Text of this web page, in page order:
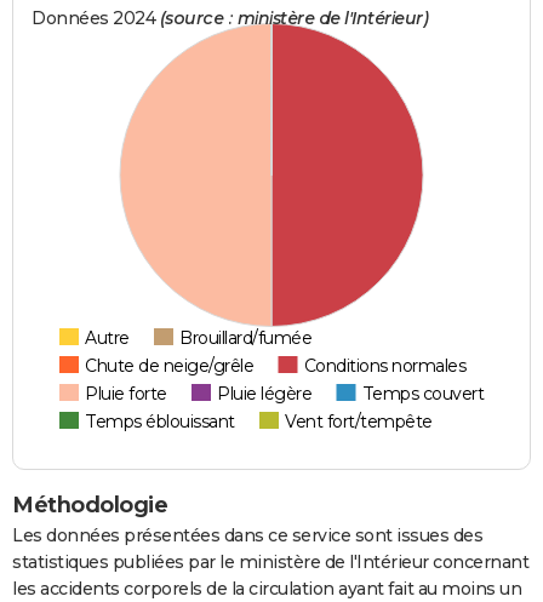
Données 2024 (source : ministère de l'Intérieur)
Autre
Brouillard/fumée
Chute de neige/grêle
Conditions normales
Pluie forte
Pluie légère
Temps couvert
Temps éblouissant
Vent fort/tempête
Méthodologie
Les données présentées dans ce service sont issues des
statistiques publiées par le ministère de l'Intérieur concernant
les accidents corporels de la circulation ayant fait au moins un